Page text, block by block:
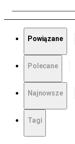
Powiązane
Polecane
Najnowsze
Tagi